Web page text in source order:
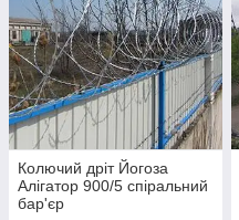
Колючий дріт Йогоза
Алігатор 900/5 спіральний
бар'єр